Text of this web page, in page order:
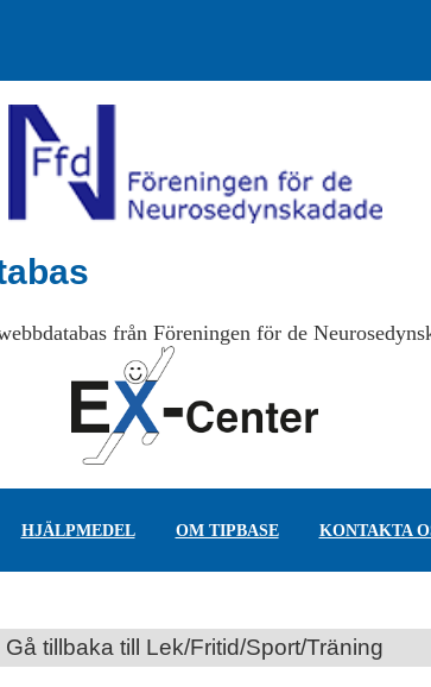
från Föreningen för de
HJÄLPMEDEL OM TIPBASE KONTAKTA
Gå tillbaka till Lek/Fritid/Sport/Träning